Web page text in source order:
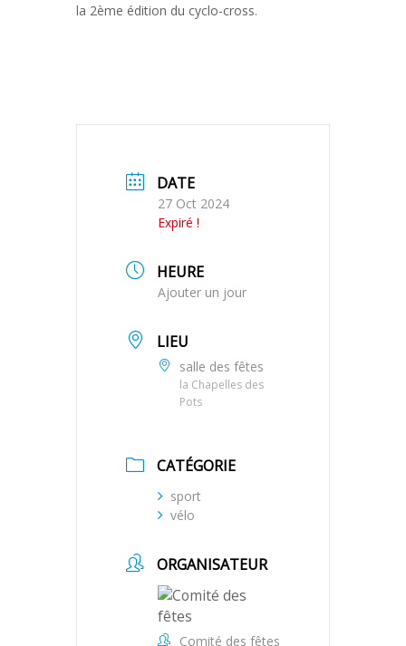
la 2ème édition du cyclo-cross.
DATE
27 Oct 2024
Expiré !
HEURE
Ajouter un jour
LIEU
salle des fêtes
la Chapelles des
Pots
CATÉGORIE
sport
vélo
ORGANISATEUR
Comité des fêtes